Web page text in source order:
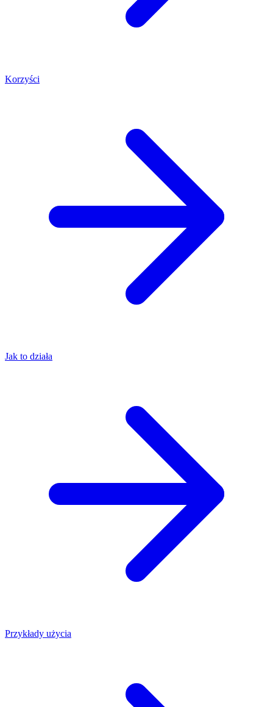
Korzyści
Jak to działa
Przykłady użycia